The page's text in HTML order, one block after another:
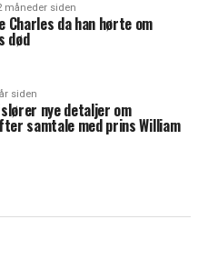
måneder siden
Charles da han hørte om
død
siden
nye detaljer om
samtale med prins William